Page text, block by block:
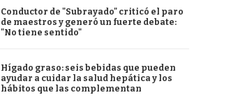
Conductor de "Subrayado" criticó el paro
de maestros y generó un fuerte debate:
"No tiene sentido"
Hígado graso: seis bebidas que pueden
ayudar a cuidar la salud hepática y los
hábitos que las complementan